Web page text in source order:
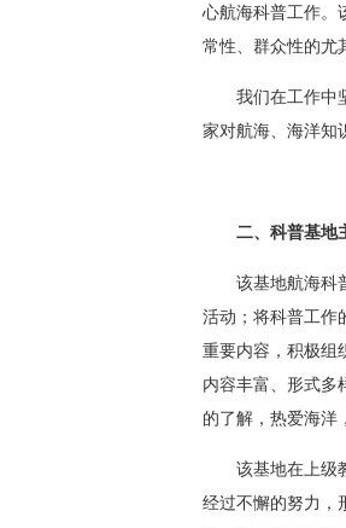
心航海科普工作。
常性、群众性的尤
我们在工作中
家对航海、海洋知
二、科普基地
该基地航海科
活动；将科普工作
重要内容，积极组
内容丰富、形式多
的了解，热爱海洋
该基地在上级
经过不懈的努力，